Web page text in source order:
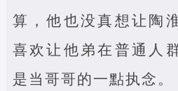
算，他也没真想让陶
喜欢让他弟在普通人
是当哥哥的一點执念。